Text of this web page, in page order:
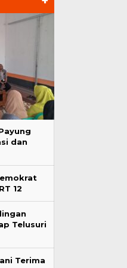
dan
12
Telusuri
Terima